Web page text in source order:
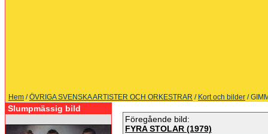
Hem /ÖVRIGA SVENSKA ARTISTER OCH ORKESTRAR / Kort och bilder /
Slumpmässig bild
Föregående bild:
FYRA STOLAR (1979)